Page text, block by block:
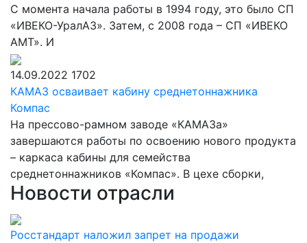
С момента начала работы в 1994 году, это было СП
«ИВЕКО-УралАЗ». Затем, с 2008 года – СП «ИВЕКО
АМТ». И
14.09.2022 1702
КАМАЗ осваивает кабину среднетоннажника
Компас
На прессово-рамном заводе «КАМАЗа»
завершаются работы по освоению нового продукта
– каркаса кабины для семейства
среднетоннажников «Компас». В цехе сборки,
Новости отрасли
Росстандарт наложил запрет на продажи